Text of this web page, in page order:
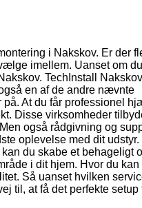
i Nakskov. Er der
imellem. Uanset om du
TechInstall
en af de andre nævnte
At du får professionel
Disse virksomheder
også rådgivning og
oplevelse med dit udstyr.
du skabe et behageligt
i dit hjem. Hvor du kan
Så uanset hvilken
til, at få det perfekte setup